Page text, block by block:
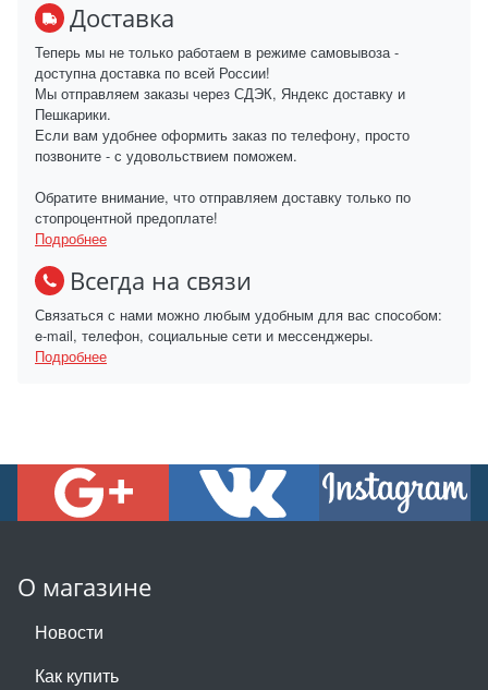
Доставка
Теперь мы не только работаем в режиме самовывоза -
доступна доставка по всей России!
Мы отправляем заказы через СДЭК, Яндекс доставку и
Пешкарики.
Если вам удобнее оформить заказ по телефону, просто
позвоните - с удовольствием поможем.
Обратите внимание, что отправляем доставку только по
стопроцентной предоплате!
Подробнее
Всегда на связи
Связаться с нами можно любым удобным для вас способом:
e-mail, телефон, социальные сети и мессенджеры.
Подробнее
О магазине
Новости
Как купить